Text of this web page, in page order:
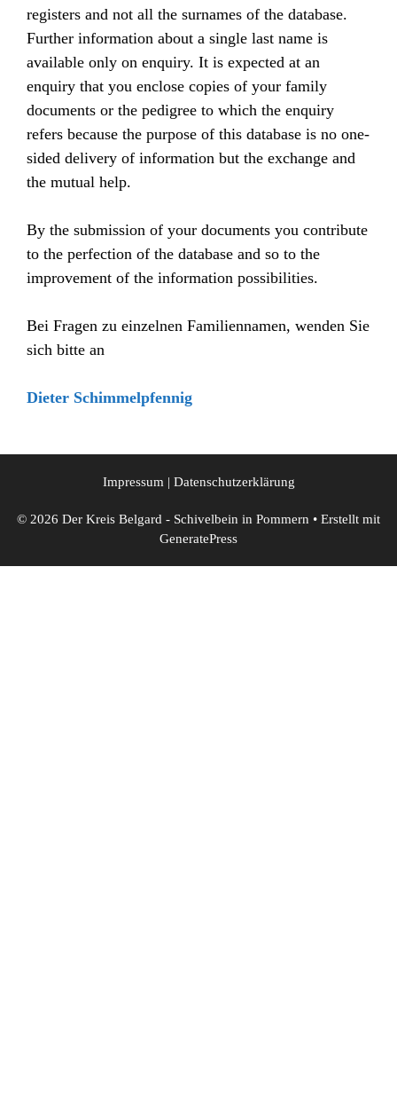
registers and not all the surnames of the database.
Further information about a single last name is
available only on enquiry. It is expected at an
enquiry that you enclose copies of your family
documents or the pedigree to which the enquiry
refers because the purpose of this database is no one-
sided delivery of information but the exchange and
the mutual help.
By the submission of your documents you contribute
to the perfection of the database and so to the
improvement of the information possibilities.
Bei Fragen zu einzelnen Familiennamen, wenden Sie
sich bitte an
Dieter Schimmelpfennig
Impressum | Datenschutzerklärung
© 2026 Der Kreis Belgard - Schivelbein in Pommern • Erstellt mit
GeneratePress